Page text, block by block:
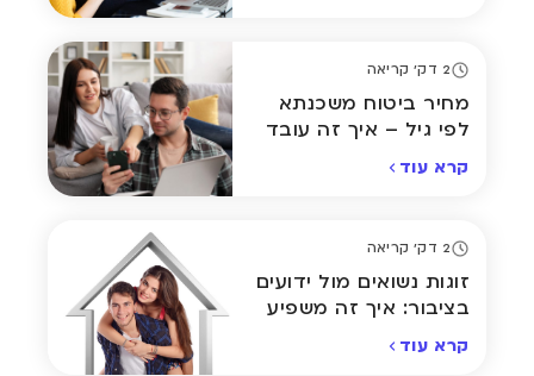
2 דק' קריאה
מחיר ביטוח משכנתא
לפי גיל – איך זה עובד
קרא עוד
2 דק' קריאה
זוגות נשואים מול ידועים
בציבור: איך זה משפיע
שלכם?
קרא עוד